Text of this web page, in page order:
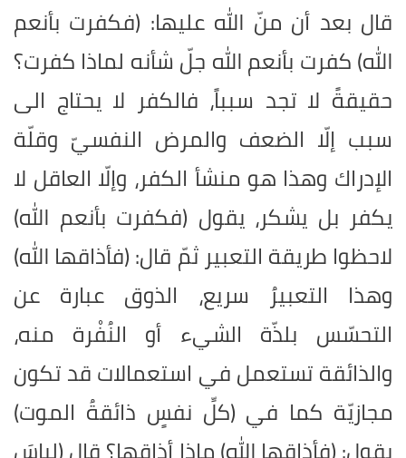
قال بعد أن منّ الله عليها: (فكفرت بأنعم
الله) كفرت بأنعم الله جلّ شأنه لماذا كفرت؟
حقيقةً لا تجد سبباً، فالكفر لا يحتاج الى
سبب إلّا الضعف والمرض النفسيّ وقلّة
الإدراك وهذا هو منشأ الكفر، وإلّا العاقل لا
يكفر بل يشكر، يقول (فكفرت بأنعم الله)
لاحظوا طريقة التعبير ثمّ قال: (فأذاقها الله)
وهذا التعبيرُ سريع، الذوق عبارة عن
التحسّس بلذّة الشيء أو النُفْرة منه،
والذائقة تستعمل في استعمالات قد تكون
مجازيّة كما في (كلِّ نفسٍ ذائقةُ الموت)